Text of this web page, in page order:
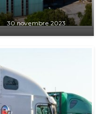
30 novembre 2023